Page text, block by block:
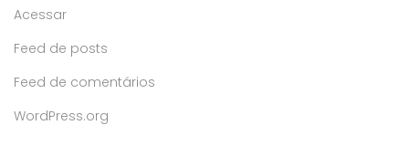
Acessar
Feed de posts
Feed de comentários
WordPress.org